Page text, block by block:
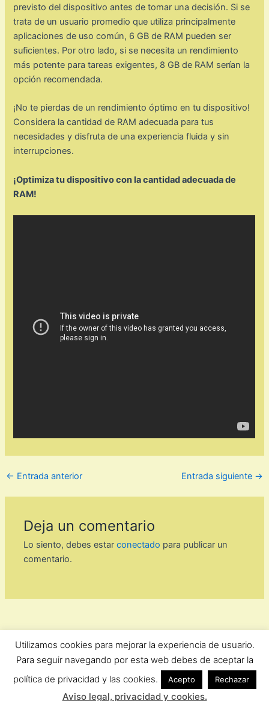
previsto del dispositivo antes de tomar una decisión. Si se
trata de un usuario promedio que utiliza principalmente
aplicaciones de uso común, 6 GB de RAM pueden ser
suficientes. Por otro lado, si se necesita un rendimiento
más potente para tareas exigentes, 8 GB de RAM serían la
opción recomendada.
¡No te pierdas de un rendimiento óptimo en tu dispositivo!
Considera la cantidad de RAM adecuada para tus
necesidades y disfruta de una experiencia fluida y sin
interrupciones.
¡Optimiza tu dispositivo con la cantidad adecuada de
RAM!
← Entrada anterior Entrada siguiente →
Deja un comentario
Lo siento, debes estarconectado para publicar un
comentario.
ForoComprasOnline Copyright © 2026 | Privacidad
Utilizamos cookies para mejorar la experiencia de usuario.
Para seguir navegando por esta web debes de aceptar la
política de privacidad y las cookies.
Acepto Rechazar
Aviso legal, privacidad y cookies.